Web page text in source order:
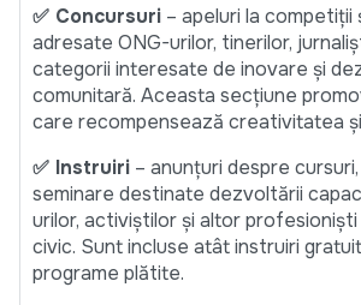
✅ Concursuri – apeluri la competiții
adresate ONG-urilor, tinerilor,
categorii interesate de inovare și
comunitară. Aceasta secțiune
care recompensează creativitatea
✅ Instruiri – anunțuri despre
seminare destinate dezvoltării
urilor, activiștilor și altor profesioniști
civic. Sunt incluse atât instruiri
programe plătite.